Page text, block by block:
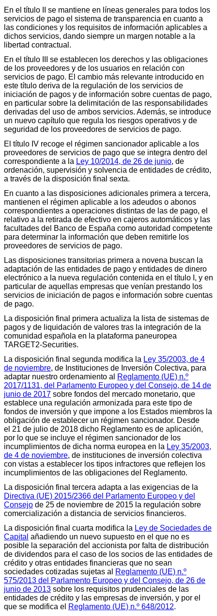
En el título II se mantiene en líneas generales para todos los
servicios de pago el sistema de transparencia en cuanto a
las condiciones y los requisitos de información aplicables a
dichos servicios, dando siempre un margen notable a la
libertad contractual.
En el título III se establecen los derechos y las obligaciones
de los proveedores y de los usuarios en relación con
servicios de pago. El cambio más relevante introducido en
este título deriva de la regulación de los servicios de
iniciación de pagos y de información sobre cuentas de pago,
en particular sobre la delimitación de las responsabilidades
derivadas del uso de ambos servicios. Además, se introduce
un nuevo capítulo que regula los riesgos operativos y de
seguridad de los proveedores de servicios de pago.
El título IV recoge el régimen sancionador aplicable a los
proveedores de servicios de pago que se integra dentro del
correspondiente a la Ley 10/2014, de 26 de junio, de
ordenación, supervisión y solvencia de entidades de crédito,
a través de la disposición final sexta.
En cuanto a las disposiciones adicionales primera a tercera,
mantienen el régimen aplicable a los adeudos o abonos
correspondientes a operaciones distintas de las de pago, el
relativo a la retirada de efectivo en cajeros automáticos y las
facultades del Banco de España como autoridad competente
para determinar la información que deben remitirle los
proveedores de servicios de pago.
Las disposiciones transitorias primera a novena buscan la
adaptación de las entidades de pago y entidades de dinero
electrónico a la nueva regulación contenida en el título I, y en
particular de aquellas empresas que venían prestando los
servicios de iniciación de pagos e información sobre cuentas
de pago.
La disposición final primera actualiza la lista de sistemas de
pagos y de liquidación de valores tras la integración de la
comunidad española en la plataforma paneuropea
TARGET2-Securities.
La disposición final segunda modifica la Ley 35/2003, de 4
de noviembre, de Instituciones de Inversión Colectiva, para
adaptar nuestro ordenamiento al
Reglamento (UE) n.º
2017/1131, del Parlamento Europeo y del Consejo, de 14 de
junio de 2017 sobre fondos del mercado monetario, que
establece una regulación armonizada para este tipo de
fondos de inversión y que impone a los Estados miembros la
obligación de establecer un régimen sancionador. Desde
el 21 de julio de 2018 dicho Reglamento es de aplicación,
por lo que se incluye el régimen sancionador de los
incumplimientos de dicha norma europea en la Ley 35/2003,
de 4 de noviembre, de instituciones de inversión colectiva
con vistas a establecer los tipos infractores que reflejen los
incumplimientos de las obligaciones del Reglamento.
La disposición final tercera adapta a las exigencias de la
Directiva (UE) 2015/2366 del Parlamento Europeo y del
Consejo de 25 de noviembre de 2015 la regulación sobre
comercialización a distancia de servicios financieros.
La disposición final cuarta modifica la Ley de Sociedades de
Capital añadiendo un nuevo supuesto en el que no es
posible la separación del accionista por falta de distribución
de dividendos para el caso de los socios de las entidades de
crédito y otras entidades financieras que no sean
sociedades cotizadas sujetas al
Reglamento (UE) n.º
575/2013 del Parlamento Europeo y del Consejo, de 26 de
junio de 2013 sobre los requisitos prudenciales de las
entidades de crédito y las empresas de inversión, y por el
que se modifica el Reglamento (UE) n.º 648/2012.